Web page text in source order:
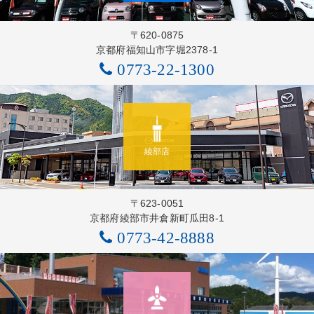
〒620-0875
京都府福知山市字堀2378-1
0773-22-1300
綾部店
〒623-0051
京都府綾部市井倉新町瓜田8-1
0773-42-8888